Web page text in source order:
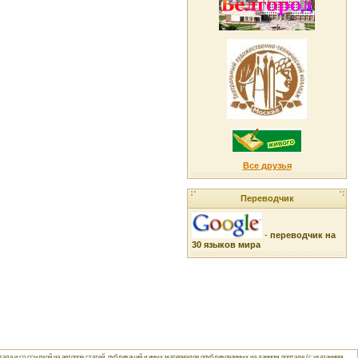
Все друзья
Переводчик
- переводчик на
30 языков мира